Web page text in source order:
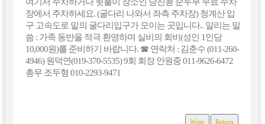
장에서 주차하세요. (굴다리 나와서 좌측 주차장) 청계산 입
구 고속도로 밑의 굴다리입구가 모이는 곳입니다.. 알리는 말
씀 : 가족 동반을 적극 환영하며 실비의 회비(성인 1인당
10,000원)를 준비하기 바랍니다. ☎ 연락처 : 김춘수 (011-260-
4946) 원덕연(019-370-5535) 9회 회장 안원중 011-9626-6472
총무 조두형 010-2293-9471